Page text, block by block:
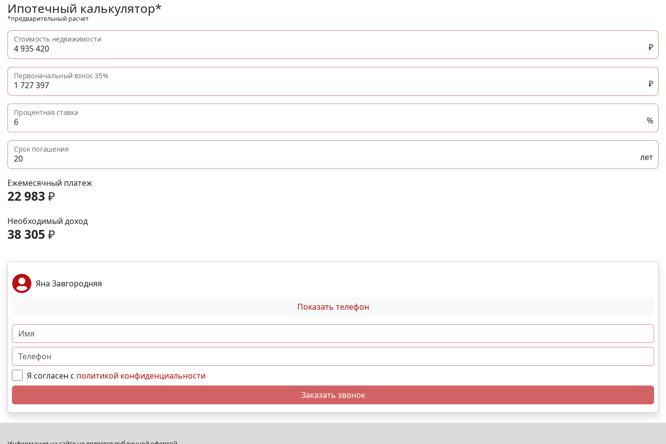
Ипотечный калькулятор*
*предварительный расчет
Стоимость недвижимости
₽
Первоначальный взнос35%
₽
Процентная ставка
%
Срок погашения
лет
Ежемесячный платеж
22 983 ₽
Необходимый доход
38 305 ₽
Яна Завгородняя
Показать телефон
Я согласен с политикой конфиденциальности
Заказать звонок